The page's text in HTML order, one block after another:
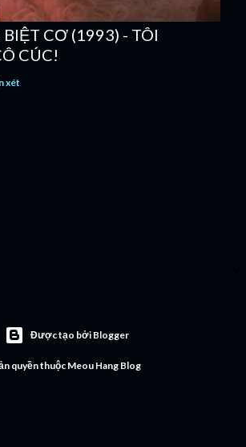
CƠ (1993) - TÔI
CÚC!
xét
Được tạo bởi Blogger
quyền thuộc Meou Hang Blog